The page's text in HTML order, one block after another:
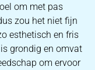
om met pas
zou het niet fijn
esthetisch en fris
grondig en omvat
om ervoor